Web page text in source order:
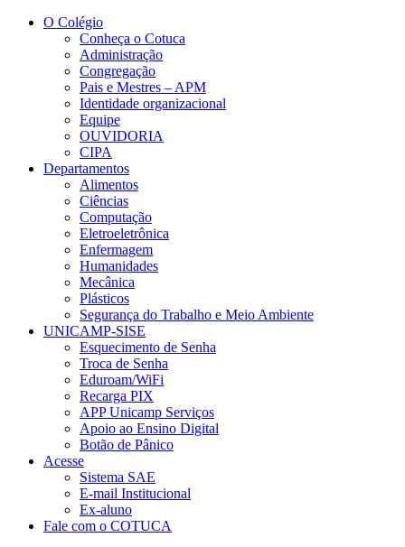
Conteúdo principal
O Colégio
Conheça o Cotuca
Administração
Congregação
Pais e Mestres – APM
Identidade organizacional
Equipe
OUVIDORIA
CIPA
Departamentos
Alimentos
Ciências
Computação
Eletroeletrônica
Enfermagem
Humanidades
Mecânica
Plásticos
Segurança do Trabalho e Meio Ambiente
UNICAMP-SISE
Esquecimento de Senha
Troca de Senha
Eduroam/WiFi
Recarga PIX
APP Unicamp Serviços
Apoio ao Ensino Digital
Botão de Pânico
Acesse
Sistema SAE
E-mail Institucional
Ex-aluno
Fale com o COTUCA